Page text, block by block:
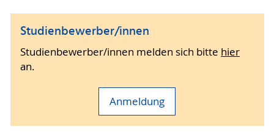
Studienbewerber/innen
Studienbewerber/innen melden sich bitte hier
an.
Anmeldung